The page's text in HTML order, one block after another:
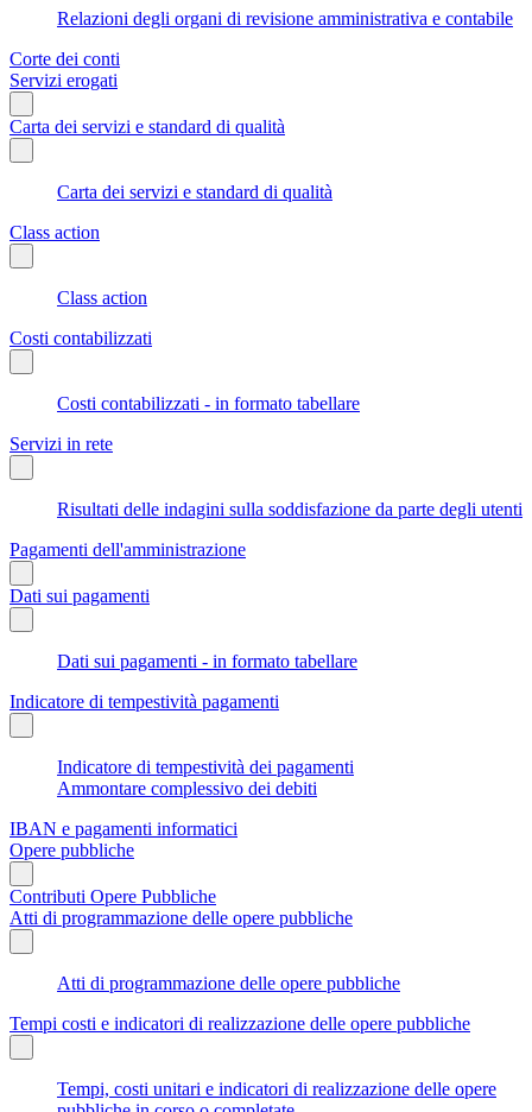
Relazioni degli organi di revisione amministrativa e contabile
Corte dei conti
Servizi erogati
Carta dei servizi e standard di qualità
Carta dei servizi e standard di qualità
Class action
Class action
Costi contabilizzati
Costi contabilizzati - in formato tabellare
Servizi in rete
Risultati delle indagini sulla soddisfazione da parte degli utenti
Pagamenti dell'amministrazione
Dati sui pagamenti
Dati sui pagamenti - in formato tabellare
Indicatore di tempestività pagamenti
Indicatore di tempestività dei pagamenti
Ammontare complessivo dei debiti
IBAN e pagamenti informatici
Opere pubbliche
Contributi Opere Pubbliche
Atti di programmazione delle opere pubbliche
Atti di programmazione delle opere pubbliche
Tempi costi e indicatori di realizzazione delle opere pubbliche
Tempi, costi unitari e indicatori di realizzazione delle opere